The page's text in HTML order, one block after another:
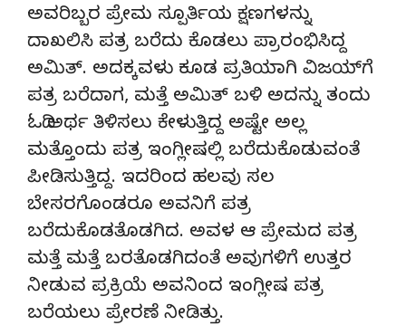
ಅವರಿಬ್ಬರ ಪ್ರೇಮ ಸ್ಪೂರ್ತಿಯ ಕ್ಷಣಗಳನ್ನು
ದಾಖಲಿಸಿ ಪತ್ರ ಬರೆದು ಕೊಡಲು ಪ್ರಾರಂಭಿಸಿದ್ದ
ಅಮಿತ್. ಅದಕ್ಕವಳು ಕೂಡ ಪ್ರತಿಯಾಗಿ ವಿಜಯ್‍ಗೆ
ಪತ್ರ ಬರೆದಾಗ, ಮತ್ತೆ ಅಮಿತ್ ಬಳಿ ಅದನ್ನು ತಂದು
ಓದಿ ಅರ್ಥ ತಿಳಿಸಲು ಕೇಳುತ್ತಿದ್ದ ಅಷ್ಟೇ ಅಲ್ಲ
ಮತ್ತೊಂದು ಪತ್ರ ಇಂಗ್ಲೀಷಲ್ಲಿ ಬರೆದುಕೊಡುವಂತೆ
ಪೀಡಿಸುತ್ತಿದ್ದ. ಇದರಿಂದ ಹಲವು ಸಲ
ಬೇಸರಗೊಂಡರೂ ಅವನಿಗೆ ಪತ್ರ
ಬರೆದುಕೊಡತೊಡಗಿದ. ಅವಳ ಆ ಪ್ರೇಮದ ಪತ್ರ
ಮತ್ತೆ ಮತ್ತೆ ಬರತೊಡಗಿದಂತೆ ಅವುಗಳಿಗೆ ಉತ್ತರ
ನೀಡುವ ಪ್ರಕ್ರಿಯೆ ಅವನಿಂದ ಇಂಗ್ಲೀಷ ಪತ್ರ
ಬರೆಯಲು ಪ್ರೇರಣೆ ನೀಡಿತ್ತು.